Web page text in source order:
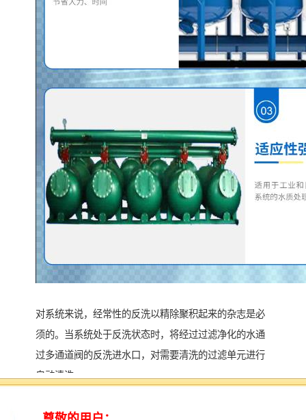
对系统来说，经常性的反洗以精除聚积起来的杂志是必
须的。当系统处于反洗状态时，将经过过滤净化的水通
过多通道阀的反洗进水口，对需要清洗的过滤单元进行
自动清洗。